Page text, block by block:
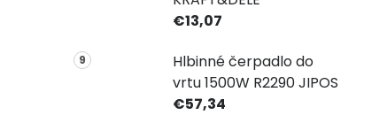
€13,07
Hlbinné čerpadlo do
vrtu 1500W R2290 JIPOS
€57,34